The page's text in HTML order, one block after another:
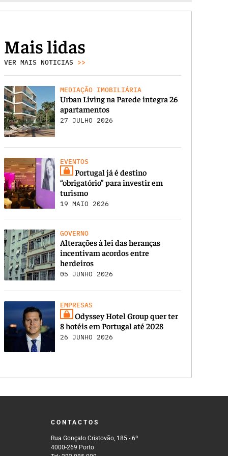
Mais lidas
VER MAIS NOTICIAS >>
MEDIAÇÃO IMOBILIÁRIA
Urban Living na Parede integra 26
apartamentos
27 JULHO 2026
EVENTOS
Portugal já é destino
“obrigatório” para investir em
turismo
19 MAIO 2026
GOVERNO
Alterações à lei das heranças
incentivam acordos entre
herdeiros
05 JUNHO 2026
EMPRESAS
Odyssey Hotel Group quer ter
8 hotéis em Portugal até 2028
26 JUNHO 2026
CONTACTOS
Rua Gonçalo Cristovão, 185 - 6º
4000-269 Porto